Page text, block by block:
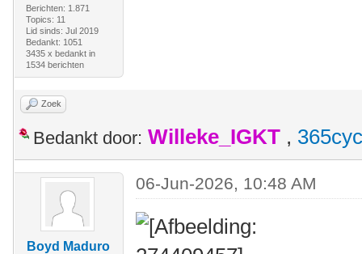
Berichten: 1.871
Topics: 11
Lid sinds: Jul 2019
Bedankt: 1051
3435 x bedankt in
1534 berichten
Zoek
Bedankt door: Willeke_IGKT ,
Boyd Maduro
06-Jun-2026, 10:48 AM